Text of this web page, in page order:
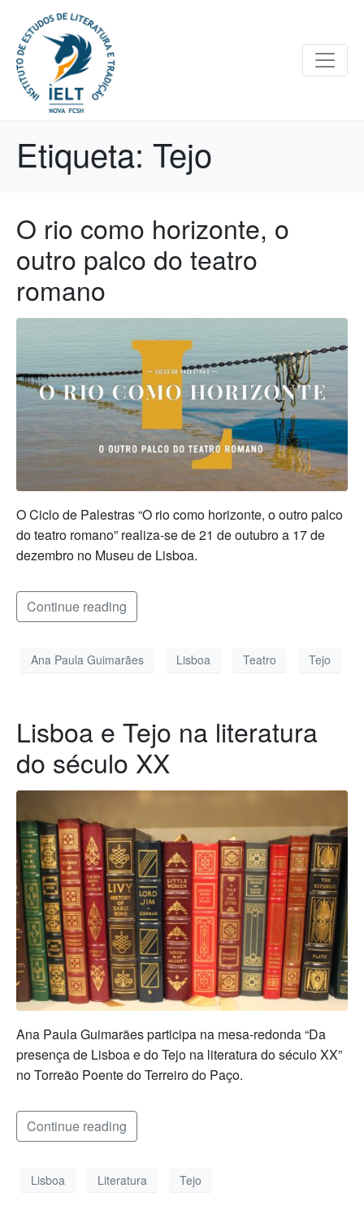
Etiqueta: Tejo
O rio como horizonte, o
outro palco do teatro
romano
O Ciclo de Palestras “O rio como horizonte, o outro palco
do teatro romano” realiza-se de 21 de outubro a 17 de
dezembro no Museu de Lisboa.
Continue reading
Ana Paula Guimarães Lisboa Teatro Tejo
Lisboa e Tejo na literatura
do século XX
Ana Paula Guimarães participa na mesa-redonda “Da
presença de Lisboa e do Tejo na literatura do século XX”
no Torreão Poente do Terreiro do Paço.
Continue reading
Lisboa Literatura Tejo